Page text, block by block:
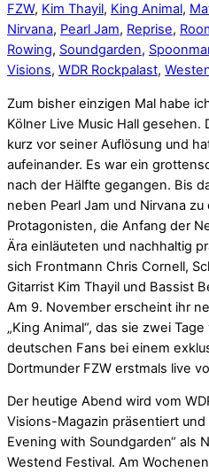
FZW, Kim Thayil, King Animal,
Nirvana, Pearl Jam, Reprise,
Rowing, Soundgarden,
Visions, WDR Rockpalast,
Zum bisher einzigen Mal habe
Kölner Live Music Hall gesehen.
kurz vor seiner Auflösung und
aufeinander. Es war ein
nach der Hälfte gegangen. Bis
neben Pearl Jam und Nirvana
Protagonisten, die Anfang der
Ära einläuteten und nachhaltig
sich Frontmann Chris Cornell,
Gitarrist Kim Thayil und Bassist
Am 9. November erscheint ihr
„King Animal“, das sie zwei
deutschen Fans bei einem
Dortmunder FZW erstmals live
Der heutige Abend wird vom
Visions-Magazin präsentiert
Evening with Soundgarden“ als
Westend Festival. Am